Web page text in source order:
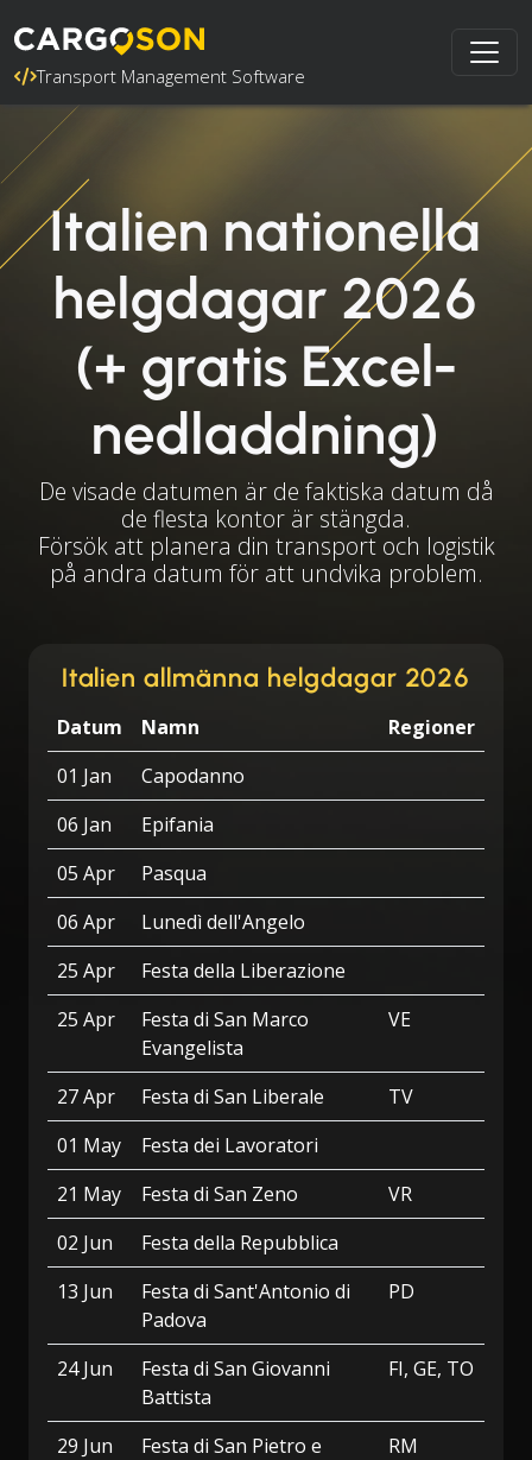
Transport Management Software
Italien nationella
helgdagar 2026
(+ gratis Excel-
nedladdning)
De visade datumen är de faktiska datum då
de flesta kontor är stängda.
Försök att planera din transport och logistik
på andra datum för att undvika problem.
Italien allmänna helgdagar 2026
Datum Namn
Regioner
01 Jan
Capodanno
06 Jan
Epifania
05 Apr
Pasqua
06 Apr
Lunedì dell'Angelo
25 Apr
Festa della Liberazione
25 Apr
Festa di San Marco
Evangelista
VE
27 Apr Festa di San Liberale
TV
01 May
Festa dei Lavoratori
21 May
Festa di San Zeno
VR
02 Jun
Festa della Repubblica
13 Jun
Festa di Sant'Antonio di
Padova
PD
24 Jun
Festa di San Giovanni
Battista
FI, GE, TO
29 Jun
Festa di San Pietro e
RM